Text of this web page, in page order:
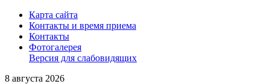
Карта сайта
Контакты и время приема
Контакты
Фотогалерея
Версия для слабовидящих
8 августа 2026